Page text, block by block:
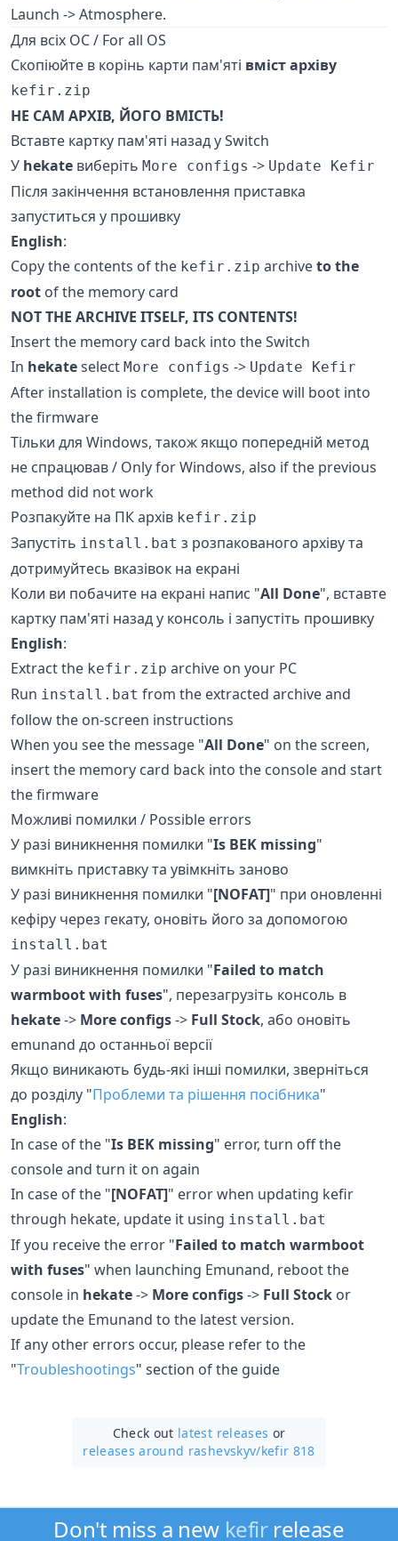
Launch -> Atmosphere.
Для всіх ОС / For all OS
Скопіюйте в корінь карти пам'яті вміст архіву
kefir.zip
НЕ САМ АРХІВ, ЙОГО ВМІСТЬ!
Вставте картку пам'яті назад у Switch
У hekate виберіть More configs -> Update Kefir
Після закінчення встановлення приставка
запуститься у прошивку
English:
Copy the contents of the kefir.zip archiveto the
root of the memory card
NOT THE ARCHIVE ITSELF, ITS CONTENTS!
Insert the memory card back into the Switch
In hekateselect More configs -> Update Kefir
After installation is complete, the device will boot into
the firmware
Тільки для Windows, також якщо попередній метод
не спрацював / Only for Windows, also if the previous
method did not work
Розпакуйте на ПК архів kefir.zip
Запустіть install.bat з розпакованого архіву та
дотримуйтесь вказівок на екрані
Коли ви побачите на екрані напис "All Done", вставте
картку пам'яті назад у консоль і запустіть прошивку
English:
Extract the kefir.zip archive on your PC
Run install.bat from the extracted archive and
follow the on-screen instructions
When you see the message "All Done" on the screen,
insert the memory card back into the console and start
the firmware
Можливі помилки / Possible errors
У разі виникнення помилки "Is BEK missing"
вимкніть приставку та увімкніть заново
У разі виникнення помилки "[NOFAT]" при оновленні
кефіру через гекату, оновіть його за допомогою
install.bat
У разі виникнення помилки "Failed to match
warmboot with fuses", перезагрузіть консоль в
hekate-> More configs-> Full Stock, або оновіть
emunand до останньої версії
Якщо виникають будь-які інші помилки, зверніться
до розділу "Проблеми та рішення посібника"
English:
In case of the "Is BEK missing" error, turn off the
console and turn it on again
In case of the "[NOFAT]" error when updating kefir
through hekate, update it using install.bat
If you receive the error "Failed to match warmboot
with fuses" when launching Emunand, reboot the
console in hekate-> More configs-> Full Stock or
update the Emunand to the latest version.
If any other errors occur, please refer to the
"Troubleshootings" section of the guide
Check out latest releases or
releases around rashevskyv/kefir 818
Don't miss a new kefirrelease